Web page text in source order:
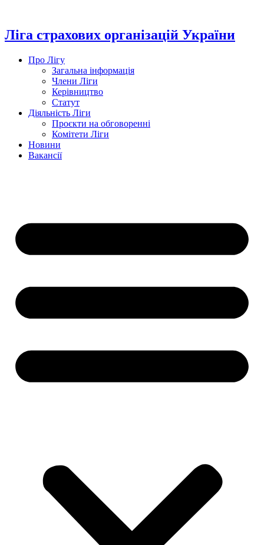
вмісту
Ліга страхових організацій України
Про Лігу
Загальна інформація
Члени Ліги
Керівництво
Статут
Діяльність Ліги
Проєкти на обговоренні
Комітети Ліги
Новини
Вакансії